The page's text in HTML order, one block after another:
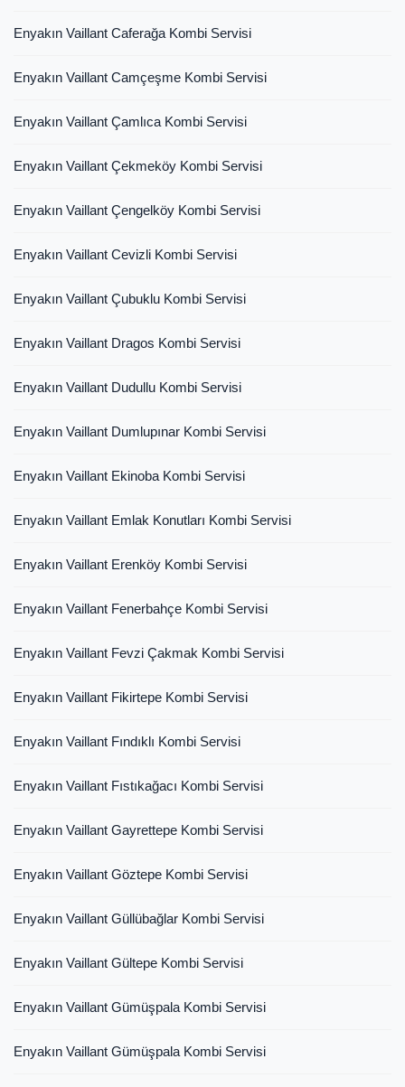
Enyakın Vaillant Caferağa Kombi Servisi
Enyakın Vaillant Camçeşme Kombi Servisi
Enyakın Vaillant Çamlıca Kombi Servisi
Enyakın Vaillant Çekmeköy Kombi Servisi
Enyakın Vaillant Çengelköy Kombi Servisi
Enyakın Vaillant Cevizli Kombi Servisi
Enyakın Vaillant Çubuklu Kombi Servisi
Enyakın Vaillant Dragos Kombi Servisi
Enyakın Vaillant Dudullu Kombi Servisi
Enyakın Vaillant Dumlupınar Kombi Servisi
Enyakın Vaillant Ekinoba Kombi Servisi
Enyakın Vaillant Emlak Konutları Kombi Servisi
Enyakın Vaillant Erenköy Kombi Servisi
Enyakın Vaillant Fenerbahçe Kombi Servisi
Enyakın Vaillant Fevzi Çakmak Kombi Servisi
Enyakın Vaillant Fikirtepe Kombi Servisi
Enyakın Vaillant Fındıklı Kombi Servisi
Enyakın Vaillant Fıstıkağacı Kombi Servisi
Enyakın Vaillant Gayrettepe Kombi Servisi
Enyakın Vaillant Göztepe Kombi Servisi
Enyakın Vaillant Güllübağlar Kombi Servisi
Enyakın Vaillant Gültepe Kombi Servisi
Enyakın Vaillant Gümüşpala Kombi Servisi
Enyakın Vaillant Gümüşpala Kombi Servisi